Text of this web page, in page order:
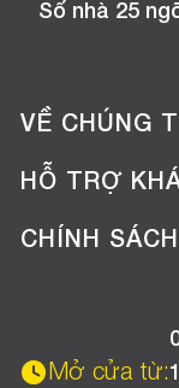
Số nhà 25
VỀ CHÚNG
Giới thiệu công ty
Tuyển dụng
HỖ TRỢ
Hướng dẫn mua
Chương trình
CHÍNH
Chính sách bảo
Mở cửa từ: